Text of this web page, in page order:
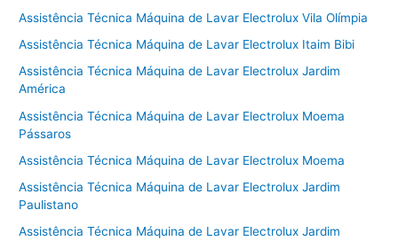
Assistência Técnica Máquina de Lavar Electrolux Vila Olímpia
Assistência Técnica Máquina de Lavar Electrolux Itaim Bibi
Assistência Técnica Máquina de Lavar Electrolux Jardim
América
Assistência Técnica Máquina de Lavar Electrolux Moema
Pássaros
Assistência Técnica Máquina de Lavar Electrolux Moema
Assistência Técnica Máquina de Lavar Electrolux Jardim
Paulistano
Assistência Técnica Máquina de Lavar Electrolux Jardim